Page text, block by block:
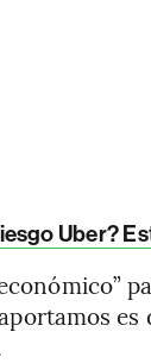
Uber?
es